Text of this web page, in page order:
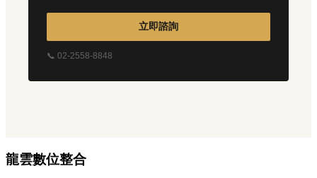
立即諮詢
📞 02-2558-8848
龍雲數位整合